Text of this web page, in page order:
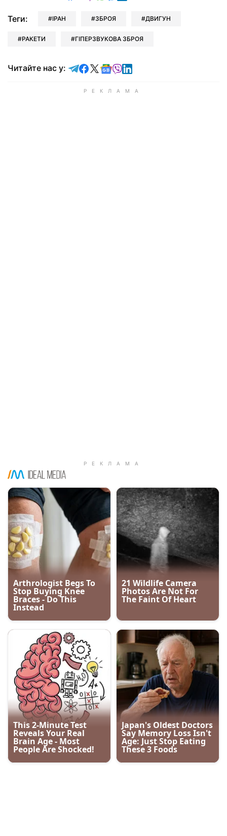
Теги: ІРАН ЗБРОЯ ДВИГУН
РАКЕТИ ГІПЕРЗВУКОВА ЗБРОЯ
Читайте нас у: Читайте у Telegram
Читайте у Facebook
Читайте у X
Читайте у Google news
Читайте у Viber
Читайте у LinkedIn